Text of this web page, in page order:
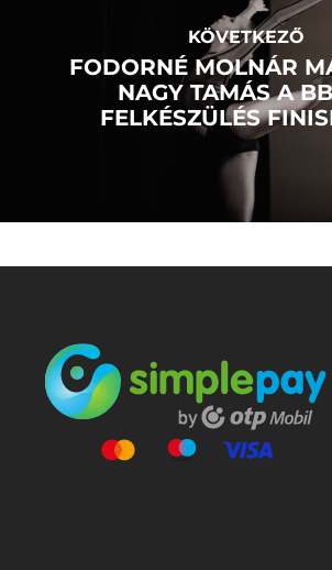
KÖVETKEZŐ
FODORNÉ MOLNÁR
NAGY TAMÁS A
FELKÉSZÜLÉS